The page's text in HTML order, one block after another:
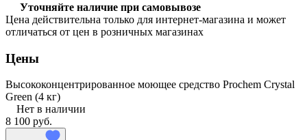
Уточняйте наличие при самовывозе
Цена действительна только для интернет-магазина и может
отличаться от цен в розничных магазинах
Цены
Высококонцентрированное моющее средство Prochem Crystal
Green (4 кг)
Нет в наличии
8 100 руб.